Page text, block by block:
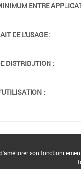
ENTRE
DE L'USAGE :
DISTRIBUTION :
:
son